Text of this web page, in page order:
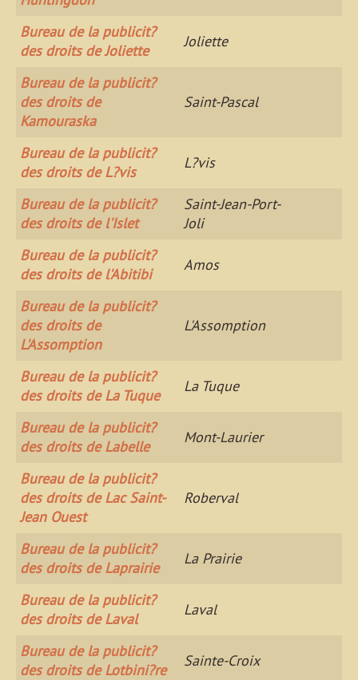
Bureau de la publicit?
des droits de Joliette
Joliette
Bureau de la publicit?
des droits de
Kamouraska
Saint-Pascal
Bureau de la publicit?
des droits de L?vis
L?vis
Bureau de la publicit?
des droits de l'Islet
Saint-Jean-Port-
Joli
Bureau de la publicit?
des droits de l'Abitibi
Amos
Bureau de la publicit?
des droits de
L'Assomption
L'Assomption
Bureau de la publicit?
des droits de La Tuque
La Tuque
Bureau de la publicit?
des droits de Labelle
Mont-Laurier
Bureau de la publicit?
des droits de Lac Saint-
Jean Ouest
Roberval
Bureau de la publicit?
des droits de Laprairie
La Prairie
Bureau de la publicit?
des droits de Laval
Laval
Bureau de la publicit?
des droits de Lotbini?re
Sainte-Croix